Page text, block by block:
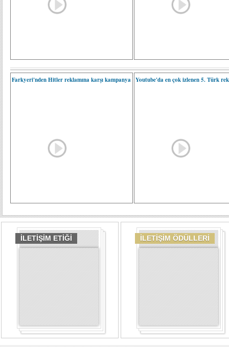
Farkyeri'nden Hitler reklamına karşı kampanya Youtube'da en çok izlenen 5. Türk
İLETİŞİM ETİĞİ İLETİŞİM ÖDÜLLERİ